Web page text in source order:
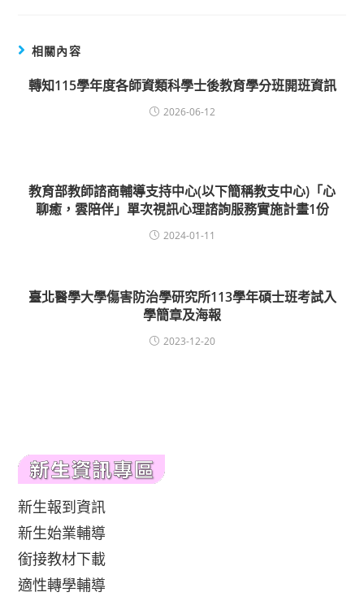
相關內容
轉知115學年度各師資類科學士後教育學分班開班資訊
2026-06-12
教育部教師諮商輔導支持中心(以下簡稱教支中心)「心
聊癒，雲陪伴」單次視訊心理諮詢服務實施計畫1份
2024-01-11
臺北醫學大學傷害防治學研究所113學年碩士班考試入
學簡章及海報
2023-12-20
新生報到資訊
新生始業輔導
銜接教材下載
適性轉學輔導